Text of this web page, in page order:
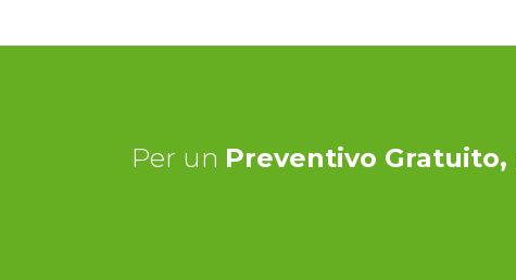
Per un Preventivo Gratuito,